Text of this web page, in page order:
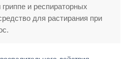
и респираторных
для растирания при